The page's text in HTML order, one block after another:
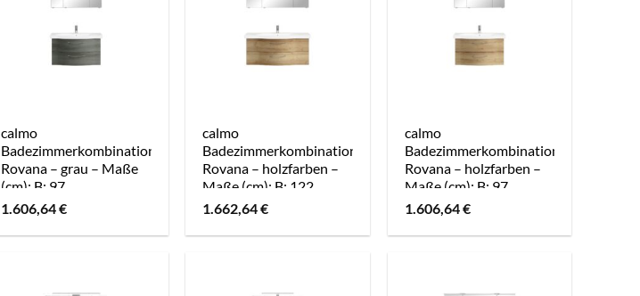
calmo
Badezimmerkombination
Rovana – grau – Maße
(cm): B: 97
1.606,64€
calmo
Badezimmerkombination
Rovana – holzfarben –
Maße (cm): B: 122
1.662,64€
calmo
Badezimmerkombination
Rovana – holzfarben –
Maße (cm): B: 97
1.606,64€